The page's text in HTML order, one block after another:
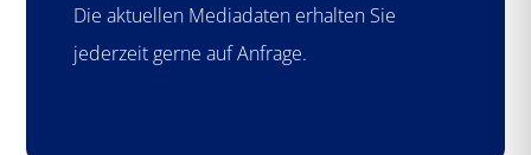
Die aktuellen Mediadaten erhalten Sie
jederzeit gerne auf Anfrage.